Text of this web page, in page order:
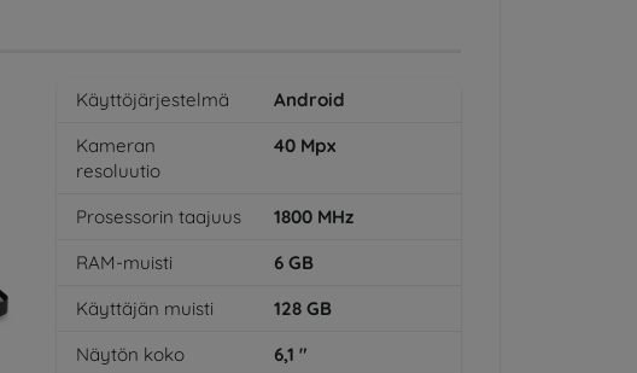
Käyttöjärjestelmä
Android
Kameran
resoluutio
40 Mpx
Prosessorin taajuus 1800 MHz
RAM-muisti
6 GB
Käyttäjän muisti
128 GB
Näytön koko
6,1 "